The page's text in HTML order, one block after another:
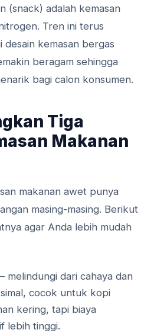
(snack) adalah kemasan
Tren ini terus
kemasan bergas
beragam sehingga
bagi calon konsumen.
Tiga
Makanan
makanan awet punya
masing-masing. Berikut
agar Anda lebih mudah
melindungi dari cahaya dan
cocok untuk kopi
kering, tapi biaya
lebih tinggi.